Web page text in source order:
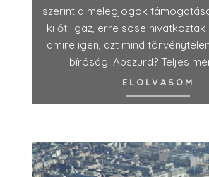
szerint a melegjogok
ki őt. Igaz, erre sose hivatkoztak
amire igen, azt mind
bíróság. Abszurd? Teljes
ELOLVASOM